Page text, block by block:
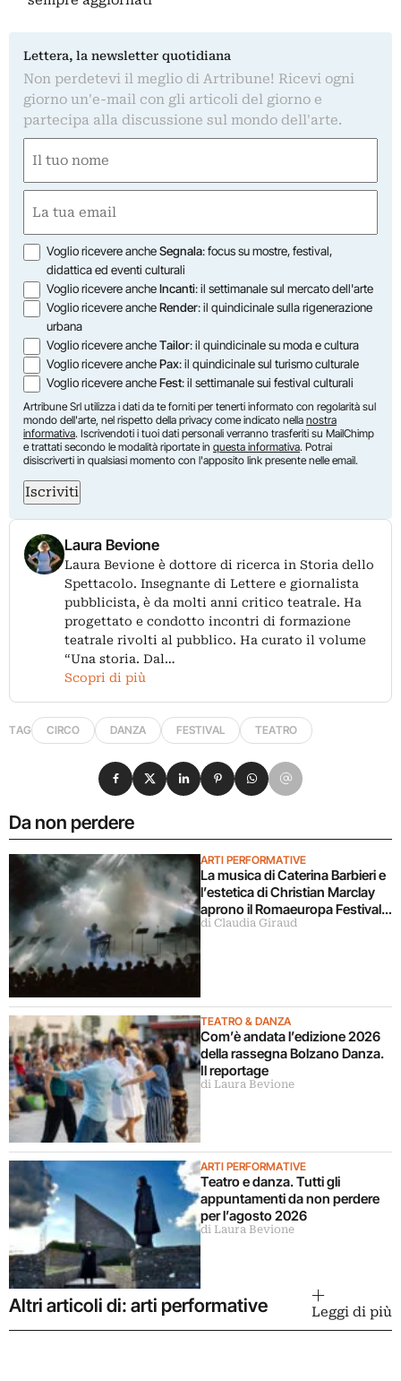
Lettera, la newsletter quotidiana
Non perdetevi il meglio di Artribune! Ricevi ogni
giorno un'e-mail con gli articoli del giorno e
partecipa alla discussione sul mondo dell'arte.
(Obbligatorio)
Nome
(Obbligatorio)
Opzioni
Voglio ricevere ancheSegnala: focus su mostre, festival,
didattica ed eventi culturali
Voglio ricevere ancheIncanti: il settimanale sul mercato dell'arte
Voglio ricevere ancheRender: il quindicinale sulla rigenerazione
urbana
Voglio ricevere ancheTailor: il quindicinale su moda e cultura
Voglio ricevere anchePax: il quindicinale sul turismo culturale
Voglio ricevere ancheFest: il settimanale sui festival culturali
Artribune Srl utilizza i dati da te forniti per tenerti informato con regolarità sul
mondo dell'arte, nel rispetto della privacy come indicato nella nostra
informativa. Iscrivendoti i tuoi dati personali verranno trasferiti su MailChimp
e trattati secondo le modalità riportate in questa informativa. Potrai
disiscriverti in qualsiasi momento con l'apposito link presente nelle email.
Iscriviti
Laura Bevione
Laura Bevione è dottore di ricerca in Storia dello
Spettacolo. Insegnante di Lettere e giornalista
pubblicista, è da molti anni critico teatrale. Ha
progettato e condotto incontri di formazione
teatrale rivolti al pubblico. Ha curato il volume
“Una storia. Dal…
Scopri di più
TAG CIRCO DANZA FESTIVAL TEATRO
Da non perdere
ARTI PERFORMATIVE
La musica di Caterina Barbieri e
l’estetica di Christian Marclay
aprono il Romaeuropa Festival
2026
di Claudia Giraud
TEATRO & DANZA
Com’è andata l’edizione 2026
della rassegna Bolzano Danza.
Il reportage
di Laura Bevione
ARTI PERFORMATIVE
Teatro e danza. Tutti gli
appuntamenti da non perdere
per l’agosto 2026
di Laura Bevione
Condividi su Facebook
Condividi su X
Condividi su LinkedIn
Condividi su Pinterest
Condividi su WhatsApp
Condividi su Email
Altri articoli di: arti performative Leggi di più